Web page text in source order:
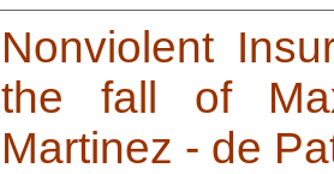
Nonviolent
the fall of
Martinez - de